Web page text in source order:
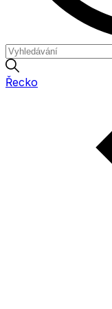
Řecko